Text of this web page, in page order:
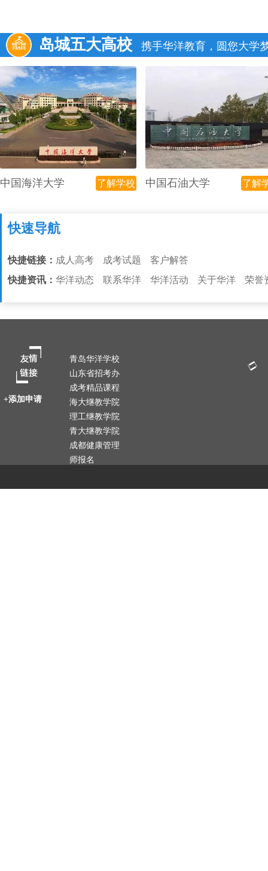
岛城五大高校 携手华洋教育，圆您大学
中国海洋大学 了解学校 中国石油大学 了解
快速导航
快捷链接： 成人高考 成考试题
客户解答
快捷资讯： 华洋动态 联系华洋 华洋活动 关于华洋 荣誉
+添加申请
青岛华洋学校
山东省招考办
成考精品课程
海大继教学院
理工继教学院
青大继教学院
成都健康管理
师报名